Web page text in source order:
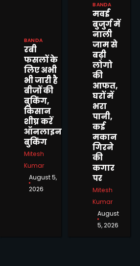
BANDA
रबी
फसलों के
लिए अभी
भी जारी है
बीजों की
बुकिंग,
किसान
शीघ्र करें
ऑनलाइन
बुकिंग
Mitesh
Kumar
August 5,
2026
BANDA
मवई
बुजुर्ग में
नाली
जाम से
बढ़ी
लोगो
की
आफत,
घरों में
भरा
पानी,
कई
मकान
गिरने
की
कगार
पर
Mitesh
Kumar
August
5, 2026
बांदा पैरामेडिकल कॉलेज एंड नर्सिंग
स्कूल का द्वितीय दीक्षांत समारोह
भव्यता के साथ संपन्न
Mitesh Kumar
टीमों द्वारा जनता की शिकायतें सुन